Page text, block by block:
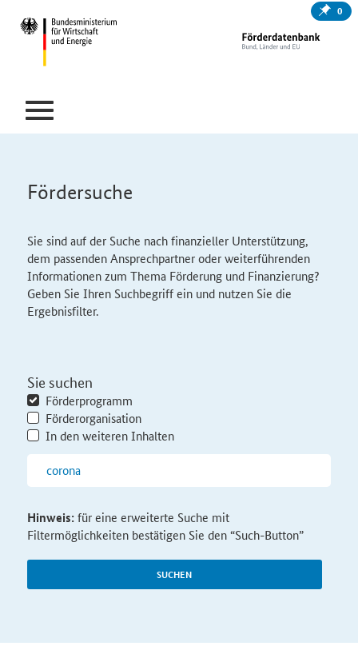
0
Fördersuche
Sie sind auf der Suche nach finanzieller Unterstützung,
dem passenden Ansprechpartner oder weiterführenden
Informationen zum Thema Förderung und Finanzierung?
Geben Sie Ihren Suchbegriff ein und nutzen Sie die
Ergebnisfilter.
Sie suchen
Förderprogramm
Förderorganisation
In den weiteren Inhalten
SUCHEN
Hinweis:für eine erweiterte Suche mit
Filtermöglichkeiten bestätigen Sie den “Such-Button”